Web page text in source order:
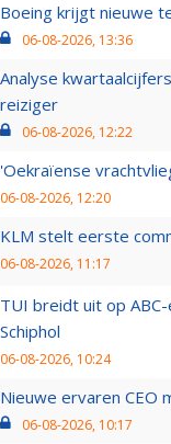
Boeing krijgt nieuwe
06-08-2026, 13:36
Analyse
reiziger
06-08-2026, 12:22
'Oekraïense
06-08-2026, 12:20
KLM stelt eerste
06-08-2026, 11:17
TUI breidt uit op
Schiphol
06-08-2026, 10:24
Nieuwe ervaren CEO
06-08-2026, 10:17